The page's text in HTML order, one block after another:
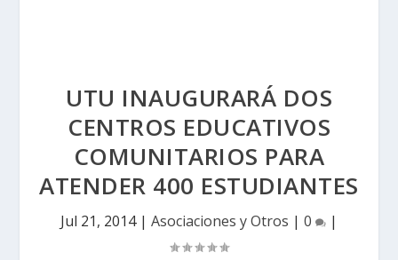
UTU INAUGURARÁ DOS
CENTROS EDUCATIVOS
COMUNITARIOS PARA
ATENDER 400 ESTUDIANTES
Jul 21, 2014| Asociaciones y Otros | 0 |